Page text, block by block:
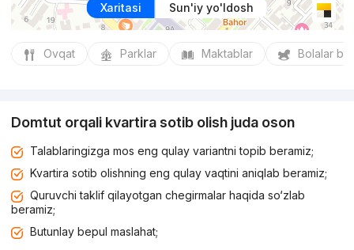
Xaritasi Sun'iy yo'ldosh
Ovqat Parklar Maktablar Bolalar
Domtut orqali kvartira sotib olish juda oson
Talablaringizga mos eng qulay variantni topib beramiz;
Kvartira sotib olishning eng qulay vaqtini aniqlab beramiz;
Quruvchi taklif qilayotgan chegirmalar haqida so‘zlab
beramiz;
Butunlay bepul maslahat;